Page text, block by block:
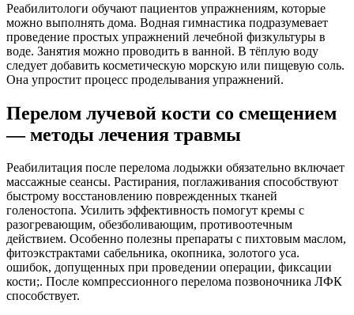
Реабилитологи обучают пациентов упражнениям, которые
можно выполнять дома. Водная гимнастика подразумевает
проведение простых упражнений лечебной физкультуры в
воде. Занятия можно проводить в ванной. В тёплую воду
следует добавить косметическую морскую или пищевую соль.
Она упростит процесс проделывания упражнений.
Перелом лучевой кости со смещением
— методы лечения травмы
Реабилитация после перелома лодыжки обязательно включает
массажные сеансы. Растирания, поглаживания способствуют
быстрому восстановлению поврежденных тканей
голеностопа. Усилить эффективность помогут кремы с
разогревающим, обезболивающим, противоотечным
действием. Особенно полезны препараты с пихтовым маслом,
фитоэкстрактами сабельника, окопника, золотого уса.
ошибок, допущенных при проведении операции, фиксации
кости;. После компрессионного перелома позвоночника ЛФК
способствует.